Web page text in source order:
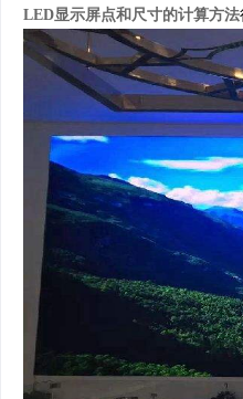
LED显示屏点和尺寸的计算方法